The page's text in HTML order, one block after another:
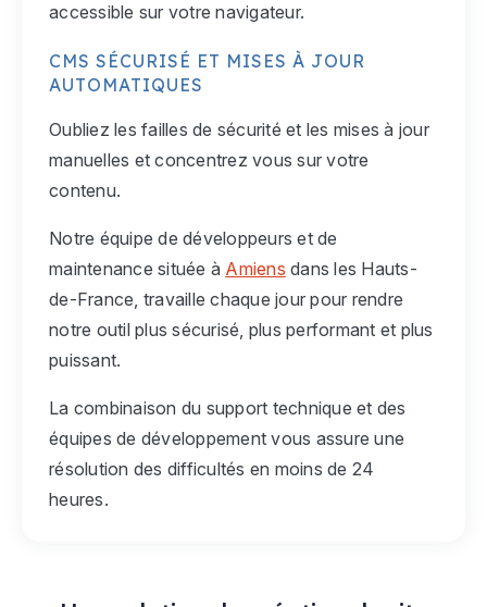
accessible sur votre navigateur.
CMS SÉCURISÉ ET MISES À JOUR
AUTOMATIQUES
Oubliez les failles de sécurité et les mises à jour
manuelles et concentrez vous sur votre
contenu.
Notre équipe de développeurs et de
maintenance située à Amiens dans les Hauts-
de-France, travaille chaque jour pour rendre
notre outil plus sécurisé, plus performant et plus
puissant.
La combinaison du support technique et des
équipes de développement vous assure une
résolution des difficultés en moins de 24
heures.